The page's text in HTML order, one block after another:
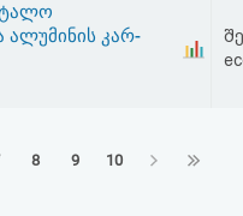
ალუმინის კარ-
8 9 10